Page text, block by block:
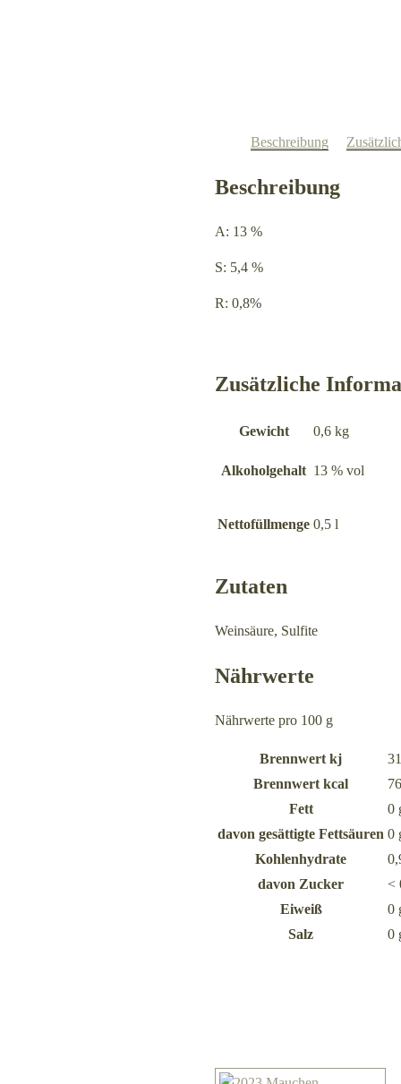
Beschreibung
Beschreibung
A: 13 %
S: 5,4 %
R: 0,8%
Zusätzliche
Gewicht 0,6 kg
Alkoholgehalt 13 % vol
Nettofüllmenge 0,5 l
Zutaten
Weinsäure, Sulfite
Nährwerte
Nährwerte pro 100 g
Brennwert kj
Brennwert kcal
76
Fett
0
davon gesättigte Fettsäuren 0
Kohlenhydrate
davon Zucker
<
Eiweiß
0
Salz
0